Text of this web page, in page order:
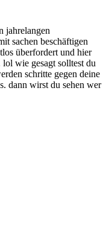
jahrelangen
sachen beschäftigen
überfordert und hier
wie gesagt solltest du
schritte gegen deine
dann wirst du sehen wer